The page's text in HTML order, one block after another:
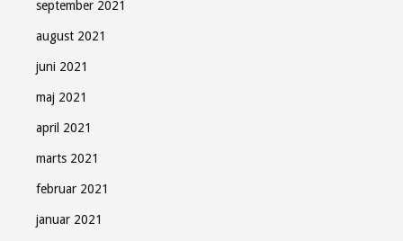
september 2021
august 2021
juni 2021
maj 2021
april 2021
marts 2021
februar 2021
januar 2021